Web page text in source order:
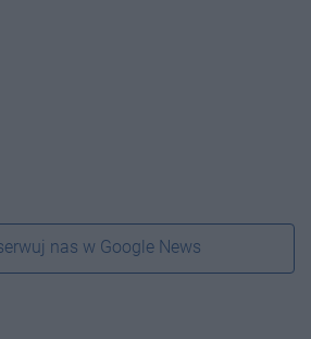
nas w Google News